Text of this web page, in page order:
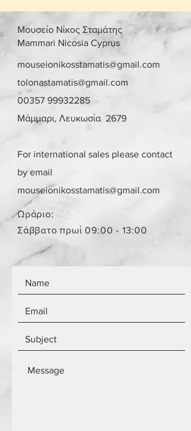
Μουσείο Νίκος Σταμάτης
Mammari Nicosia Cyprus
mouseionikosstamatis@gmail.com
tolonastamatis@gmail.com
00357 99932285
Μάμμαρι, Λευκωσία 2679
For international sales please contact
by email
mouseionikosstamatis@gmail.com
Ωράριο:
Σάββατο πρωί 09:00 - 13:00